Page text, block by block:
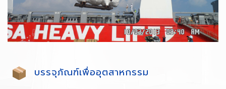
บรรจุภัณฑ์เพื่ออุตสาหกรรม